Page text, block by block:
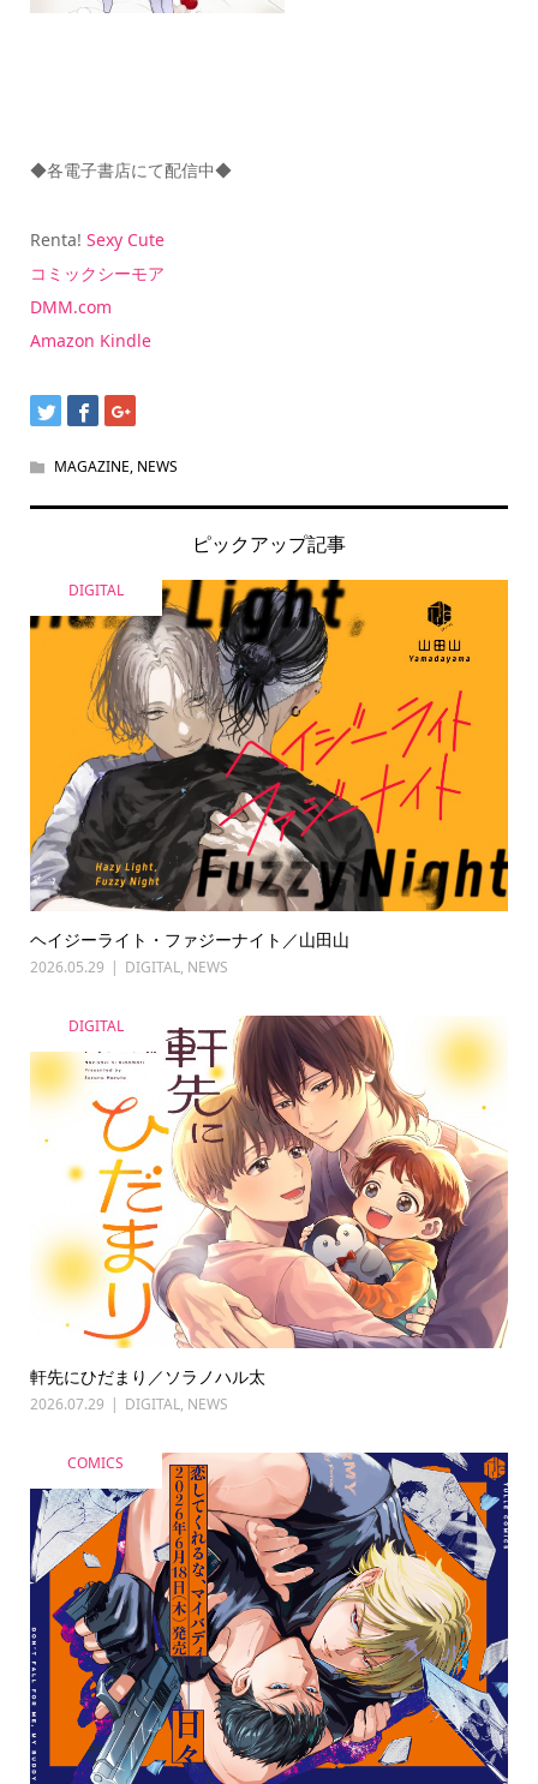
◆各電子書店にて配信中◆
Renta! Sexy Cute
コミックシーモア
DMM.com
Amazon Kindle
MAGAZINE, NEWS
ピックアップ記事
DIGITAL
ヘイジーライト・ファジーナイト／山田山
2026.05.29 DIGITAL, NEWS
DIGITAL
軒先にひだまり／ソラノハル太
2026.07.29 DIGITAL, NEWS
COMICS